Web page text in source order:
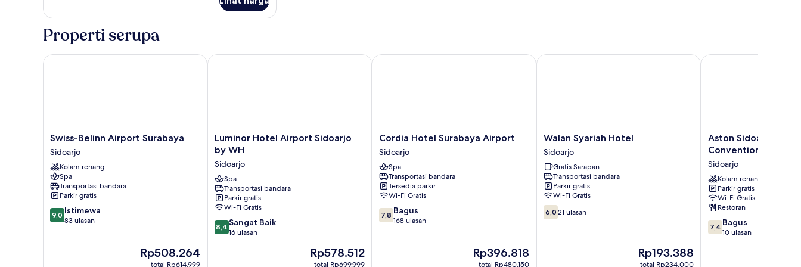
Classic
Access
Properti serupa
Swiss-
Belinn
Airport
Surabaya
Sidoarjo
Swiss-Belinn Airport Surabaya
Sidoarjo
Kolam renang
Spa
Transportasi bandara
Parkir gratis
9.0
dari
9,0 Istimewa
83 ulasan
Harga
sekarang
Rp508.264
total Rp614.999
Swiss-Belinn Airport Surabaya
Luminor
Hotel
Airport
Sidoarjo
by
WH
Sidoarjo
Luminor Hotel Airport Sidoarjo
by WH
Sidoarjo
Spa
Transportasi bandara
Parkir gratis
Wi-Fi Gratis
8.4
dari
8,4 Sangat Baik
16 ulasan
Harga
sekarang
Rp578.512
total Rp699.999
Luminor Hotel Airport Sidoarjo by WH
Cordia
Hotel
Surabaya
Airport
Sidoarjo
Cordia Hotel Surabaya Airport
Sidoarjo
Spa
Transportasi bandara
Tersedia parkir
Wi-Fi Gratis
7.8
dari
7,8 Bagus
168 ulasan
Harga
sekarang
Rp396.818
total Rp480.150
Cordia Hotel Surabaya Airport
Walan
Syariah
Hotel
Sidoarjo
Walan Syariah Hotel
Sidoarjo
Gratis Sarapan
Transportasi bandara
Parkir gratis
Wi-Fi Gratis
6.0
dari
6,0 21 ulasan
Harga
sekarang
Rp193.388
total Rp234.000
Walan Syariah Hotel
Aston
Sidoarjo
Hotel
&
Convention
Center
Sidoarjo
Aston Sidoarjo City
Convention Center
Sidoarjo
Kolam renang
Parkir gratis
Wi-Fi Gratis
Restoran
7.4
dari
7,4 Bagus
10 ulasan
Aston Sidoarjo City